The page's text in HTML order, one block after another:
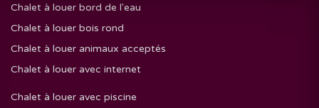
Chalet à louer bord de l'eau
Chalet à louer bois rond
Chalet à louer animaux acceptés
Chalet à louer avec internet
Chalet à louer avec piscine